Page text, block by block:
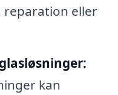
reparation eller
kan